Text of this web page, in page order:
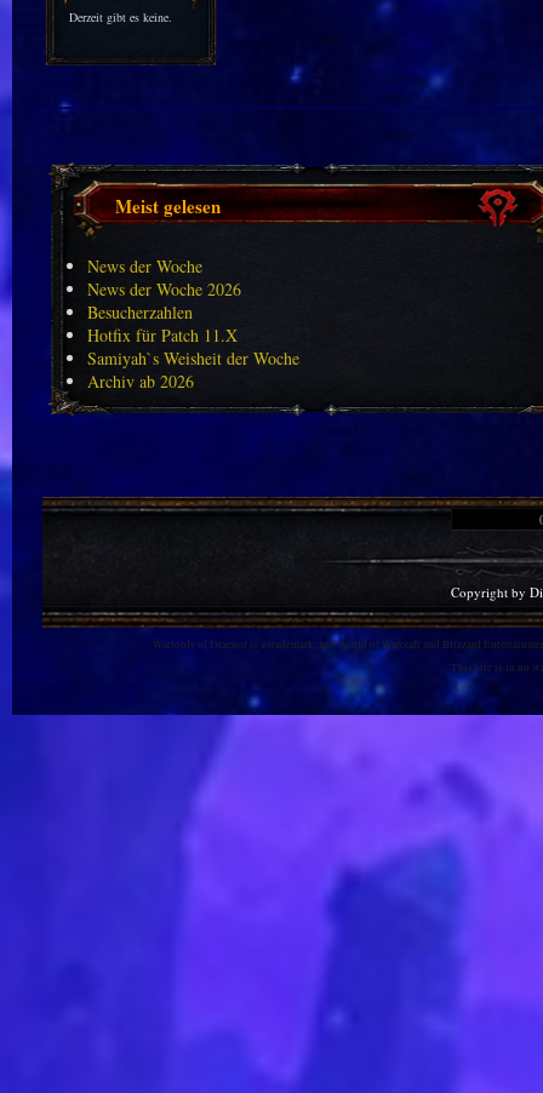
Derzeit gibt es keine.
Meist gelesen
News der Woche
News der Woche 2026
Besucherzahlen
Hotfix für Patch 11.X
Samiyah`s Weisheit der Woche
Archiv ab 2026
Copyright by
Warlords of Draenor is a trademark, and World of Warcraft and Blizzard
This site is in no